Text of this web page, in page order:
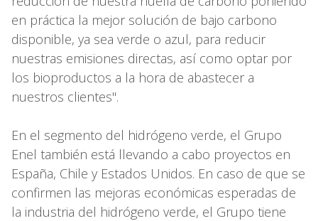
en práctica la mejor solución de bajo carbono
disponible, ya sea verde o azul, para reducir
nuestras emisiones directas, así como optar por
los bioproductos a la hora de abastecer a
nuestros clientes".
En el segmento del hidrógeno verde, el Grupo
Enel también está llevando a cabo proyectos en
España, Chile y Estados Unidos. En caso de que se
confirmen las mejoras económicas esperadas de
la industria del hidrógeno verde, el Grupo tiene